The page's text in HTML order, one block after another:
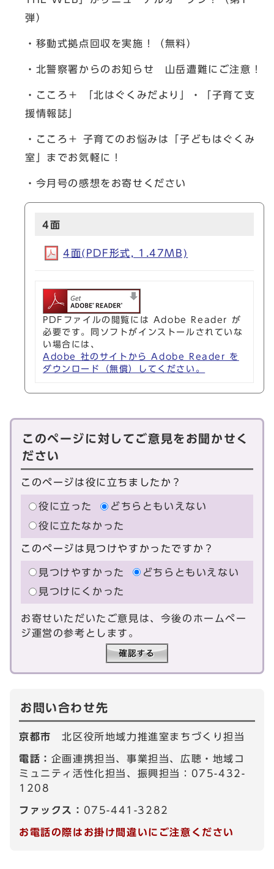
弾）
・移動式拠点回収を実施！（無料）
・北警察署からのお知らせ 山岳遭難にご注意！
・こころ＋ 「北はぐくみだより」・「子育て支
援情報誌」
・こころ＋ 子育てのお悩みは「子どもはぐくみ
室」までお気軽に！
・今月号の感想をお寄せください
4面
4面(PDF形式, 1.47MB)
PDFファイルの閲覧には Adobe Reader が
必要です。同ソフトがインストールされていな
い場合には、
Adobe 社のサイトから Adobe Reader を
ダウンロード（無償）してください。
このページに対してご意見をお聞かせく
ださい
このページは役に立ちましたか？
役に立った
どちらともいえない
役に立たなかった
このページは見つけやすかったですか？
見つけやすかった
どちらともいえない
見つけにくかった
お寄せいただいたご意見は、今後のホームペー
ジ運営の参考とします。
お問い合わせ先
京都市北区役所地域力推進室まちづくり担当
電話： 企画連携担当、事業担当、広聴・地域コ
ミュニティ活性化担当、振興担当：075-432-
1208
ファックス： 075-441-3282
お電話の際はお掛け間違いにご注意ください